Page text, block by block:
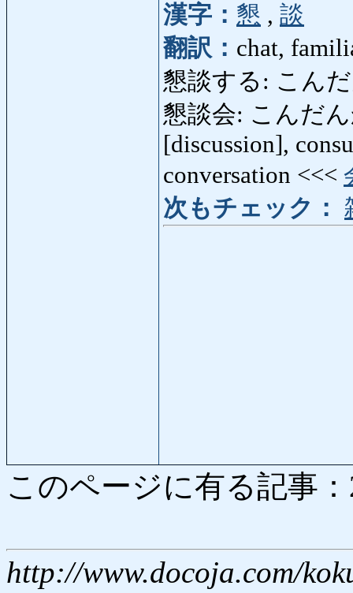
漢字： 懇 , 談
翻訳： chat,
懇談する: こん
懇談会: こんだん
[discussion],
conversation <<<
次もチェック：
このページに有る記事
http://www.docoja.com/